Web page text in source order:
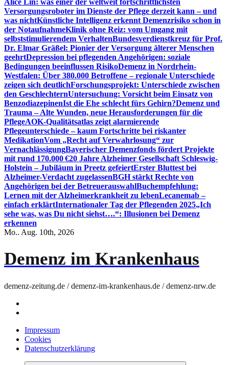
Alice Lin: was einer der weltweit fortschrittlichsten
Versorgungsroboter im Dienste der Pflege derzeit kann – und
was nichtKünstliche Intelligenz erkennt Demenzrisiko schon in
der NotaufnahmeKlinik ohne Reiz: vom Umgang mit
selbststimulierendem VerhaltenBundesverdienstkreuz für Prof.
Dr. Elmar Gräßel: Pionier der Versorgung älterer Menschen
geehrtDepression bei pflegenden Angehörigen: soziale
Bedingungen beeinflussen RisikoDemenz in Nordrhein-
Westfalen: Über 380.000 Betroffene – regionale Unterschiede
zeigen sich deutlichForschungsprojekt: Unterschiede zwischen
den GeschlechternUntersuchung: Vorsicht beim Einsatz von
BenzodiazepinenIst die Ehe schlecht fürs Gehirn?Demenz und
Trauma – Alte Wunden, neue Herausforderungen für die
PflegeAOK-Qualitätsatlas zeigt alarmierende
Pflegeunterschiede – kaum Fortschritte bei riskanter
MedikationVom „Recht auf Verwahrlosung“ zur
VernachlässigungBayerischer Demenzfonds fördert Projekte
mit rund 170.000 €20 Jahre Alzheimer Gesellschaft Schleswig-
Holstein – Jubiläum in Preetz gefeiertErster Bluttest bei
Alzheimer-Verdacht zugelassenBGH stärkt Rechte von
Angehörigen bei der BetreuerauswahlBuchempfehlung:
Lernen mit der Alzheimerkrankheit zu lebenLecanemab –
einfach erklärtInternationaler Tag der Pflegenden 2025„Ich
sehe was, was Du nicht siehst….“: Illusionen bei Demenz
erkennen
Mo.. Aug. 10th, 2026
Demenz im Krankenhaus
demenz-zeitung.de / demenz-im-krankenhaus.de / demenz-nrw.de
Impressum
Cookies
Datenschutzerklärung